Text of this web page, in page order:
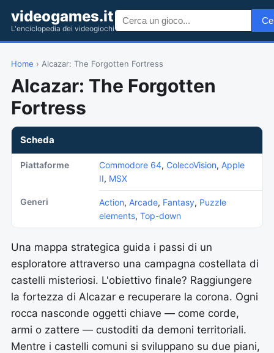
videogames.it
L'enciclopedia dei videogiochi
Home › Alcazar: The Forgotten Fortress
Alcazar: The Forgotten
Fortress
Scheda
Piattaforme Commodore 64, ColecoVision, Apple
II, MSX
Generi Action, Arcade, Fantasy, Puzzle
elements, Top-down
Una mappa strategica guida i passi di un
esploratore attraverso una campagna costellata di
castelli misteriosi. L'obiettivo finale? Raggiungere
la fortezza di Alcazar e recuperare la corona. Ogni
rocca nasconde oggetti chiave — come corde,
armi o zattere — custoditi da demoni territoriali.
Mentre i castelli comuni si sviluppano su due piani,